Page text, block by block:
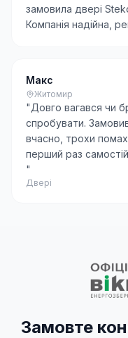
замовила двері
Компанія надійна,
Макс
Житомир
"Довго вагався чи
спробувати.
вчасно, трохи
перший раз
"
Двері
Замовте